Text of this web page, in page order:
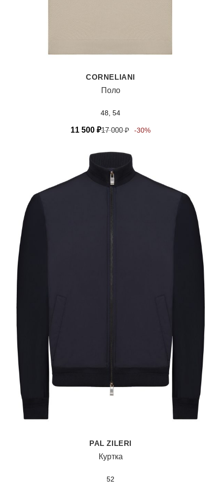
CORNELIANI
Поло
48, 54
11 500 ₽17 000₽ -30%
PAL ZILERI
Куртка
52